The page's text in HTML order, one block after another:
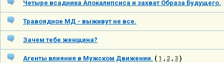
Четыре всадника Апокалипсиса и захват Образа Будущего.
Травоядное МД - выживут не все.
Зачем тебе женщина?
Агенты влияния в Мужском Движении. ( 1 , 2 , 3 )